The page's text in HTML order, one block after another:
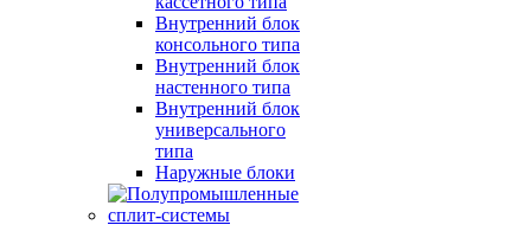
Внутренний блок
консольного типа
Внутренний блок
настенного типа
Внутренний блок
универсального
типа
Наружные блоки